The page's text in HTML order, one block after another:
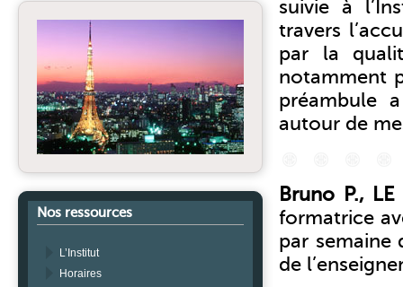
Nos ressources
L’Institut
Horaires
suivie à
travers
par la
notamment
préambule
autour de
Bruno P.,
formatrice
par semaine
de